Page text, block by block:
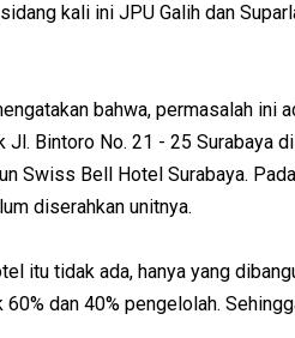
kali ini JPU Galih dan
bahwa, permasalah ini
Jl. Bintoro No. 21 - 25 Surabaya
Swiss Bell Hotel Surabaya.
diserahkan unitnya.
itu tidak ada, hanya yang
dan 40% pengelolah.